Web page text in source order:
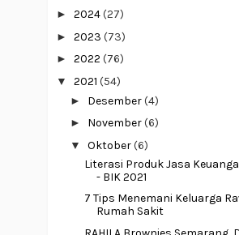
► 2024(27)
► 2023 (73)
► 2022 (76)
▼ 2021 (54)
► Desember(4)
► November(6)
▼ Oktober(6)
Literasi Produk Jasa
- BIK 2021
7 Tips Menemani Keluarga
Rumah Sakit